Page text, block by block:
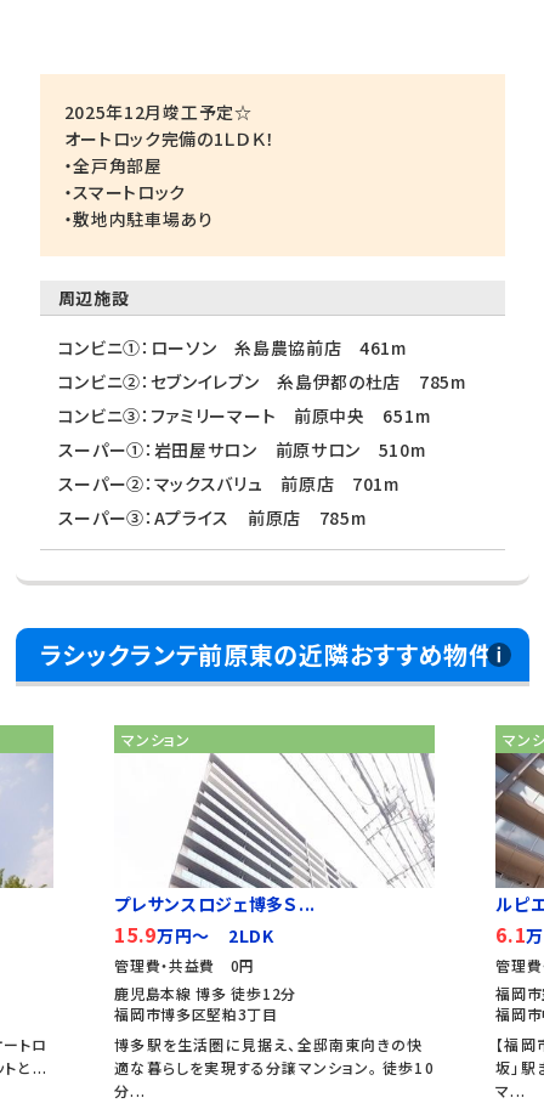
2025年12月竣工予定☆
オートロック完備の1ＬＤＫ！
・全戸角部屋
・スマートロック
・敷地内駐車場あり
周辺施設
コンビニ①：ローソン 糸島農協前店 461m
コンビニ②：セブンイレブン 糸島伊都の杜店 785m
コンビニ③：ファミリーマート 前原中央 651m
スーパー①：岩田屋サロン 前原サロン 510m
スーパー②：マックスバリュ 前原店 701m
スーパー③：Aプライス 前原店 785m
ラシックランテ前原東の近隣おすすめ物件
トロ
トと...
マンション
プレサンスロジェ博多Ｓ...
15.9万円～ 2LDK
管理費・共益費 0円
鹿児島本線 博多 徒歩12分
福岡市博多区堅粕3丁目
博多駅を生活圏に見据え、全邸南東向きの快
適な暮らしを実現する分譲マンション。 徒歩10
分...
マン
ルピ
6.1
管理
福岡
福岡
【福
坂」
マ...